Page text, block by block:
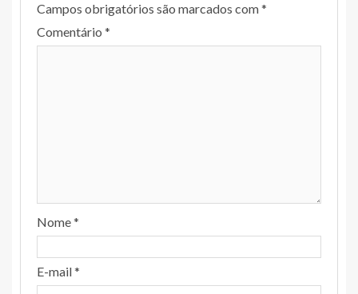
Campos obrigatórios são marcados com*
Comentário *
Nome*
E-mail*